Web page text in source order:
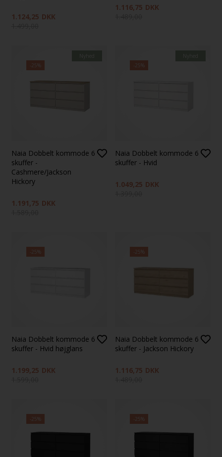
1.124,25 DKK
1.116,75 DKK
-25%
Naia Dobbelt kommode 6
skuffer -
Cashmere/Jackson
Hickory
1.191,75 DKK
-25%
Naia Dobbelt kommode 6
skuffer - Hvid
1.049,25 DKK
-25%
Naia Dobbelt kommode 6
skuffer - Hvid højglans
1.199,25 DKK
-25%
Naia Dobbelt kommode 6
skuffer - Jackson Hickory
1.116,75 DKK
-25% -25%